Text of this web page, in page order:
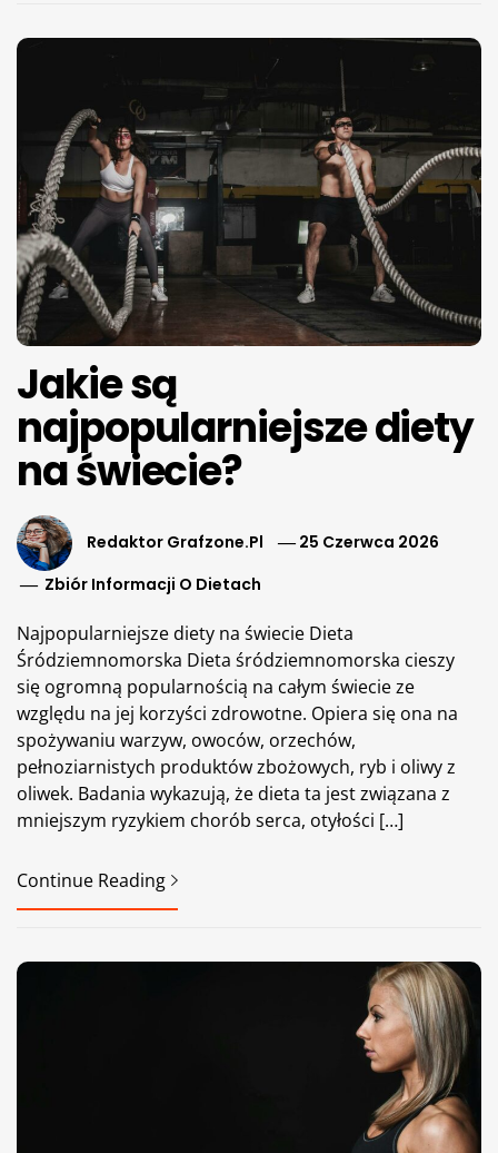
Jakie są
najpopularniejsze diety
na świecie?
Redaktor Grafzone.pl
25 Czerwca 2026
Zbiór Informacji O Dietach
Najpopularniejsze diety na świecie Dieta
Śródziemnomorska Dieta śródziemnomorska cieszy
się ogromną popularnością na całym świecie ze
względu na jej korzyści zdrowotne. Opiera się ona na
spożywaniu warzyw, owoców, orzechów,
pełnoziarnistych produktów zbożowych, ryb i oliwy z
oliwek. Badania wykazują, że dieta ta jest związana z
mniejszym ryzykiem chorób serca, otyłości […]
Continue Reading